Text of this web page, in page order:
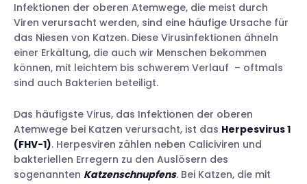
Infektionen der oberen Atemwege, die meist durch
Viren verursacht werden, sind eine häufige Ursache für
das Niesen von Katzen. Diese Virusinfektionen ähneln
einer Erkältung, die auch wir Menschen bekommen
können, mit leichtem bis schwerem Verlauf – oftmals
sind auch Bakterien beteiligt.
Das häufigste Virus, das Infektionen der oberen
Atemwege bei Katzen verursacht, ist das Herpesvirus 1
(FHV-1). Herpesviren zählen neben Caliciviren und
bakteriellen Erregern zu den Auslösern des
sogenannten Katzenschnupfens. Bei Katzen, die mit